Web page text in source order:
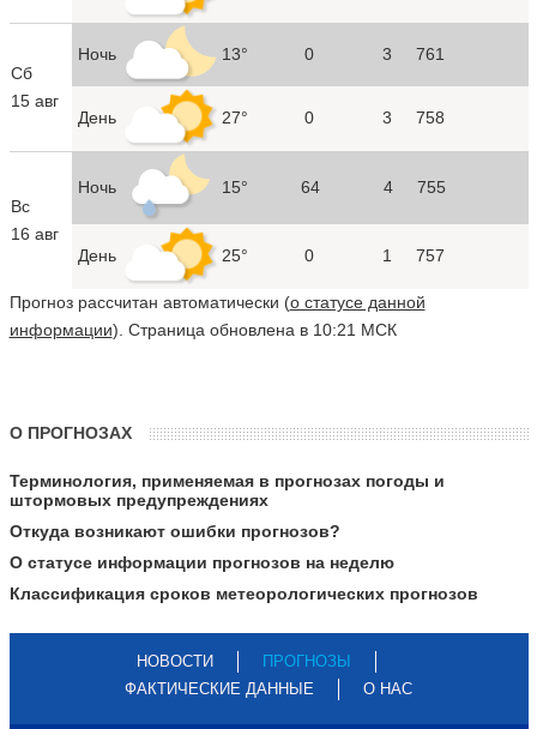
Сб
15 авг
Ночь 13° 0 3 761
День 27° 0 3 758
Вс
16 авг
Ночь 15° 64 4 755
День 25° 0 1 757
Прогноз рассчитан автоматически (о статусе данной
информации). Страница обновлена в 10:21 МСК
О ПРОГНОЗАХ
Терминология, применяемая в прогнозах погоды и
штормовых предупреждениях
Откуда возникают ошибки прогнозов?
О статусе информации прогнозов на неделю
Классификация сроков метеорологических прогнозов
НОВОСТИ
ПРОГНОЗЫ
ФАКТИЧЕСКИЕ ДАННЫЕ
О НАС